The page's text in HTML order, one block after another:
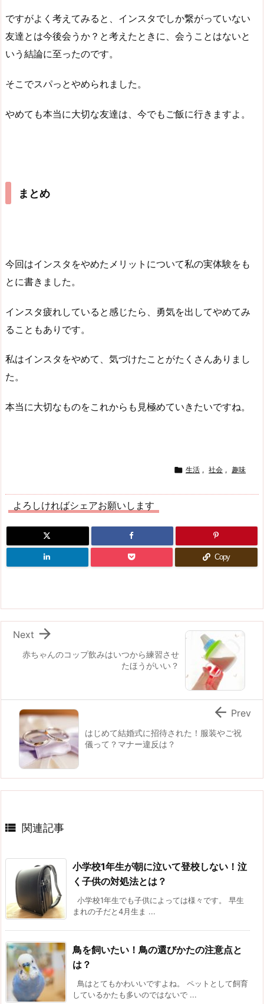
ですがよく考えてみると、インスタでしか繋がっていない
友達とは今後会うか？と考えたときに、会うことはないと
いう結論に至ったのです。
そこでスパっとやめられました。
やめても本当に大切な友達は、今でもご飯に行きますよ。
まとめ
今回はインスタをやめたメリットについて私の実体験をも
とに書きました。
インスタ疲れしていると感じたら、勇気を出してやめてみ
ることもありです。
私はインスタをやめて、気づけたことがたくさんありまし
た。
本当に大切なものをこれからも見極めていきたいですね。
 生活 , 社会 , 趣味
よろしければシェアお願いします
Copy
赤ちゃんのコップ飲みはいつから練習させ
たほうがいい？

Next
はじめて結婚式に招待された！服装やご祝
儀って？マナー違反は？
 Prev
 関連記事
小学校1年生が朝に泣いて登校しない！泣
く子供の対処法とは？
小学校1年生でも子供によっては様々です。 早生
まれの子だと4月生ま ...
鳥を飼いたい！鳥の選びかたの注意点と
は？
鳥はとてもかわいいですよね。 ペットとして飼育
しているかたも多いのではないで ...